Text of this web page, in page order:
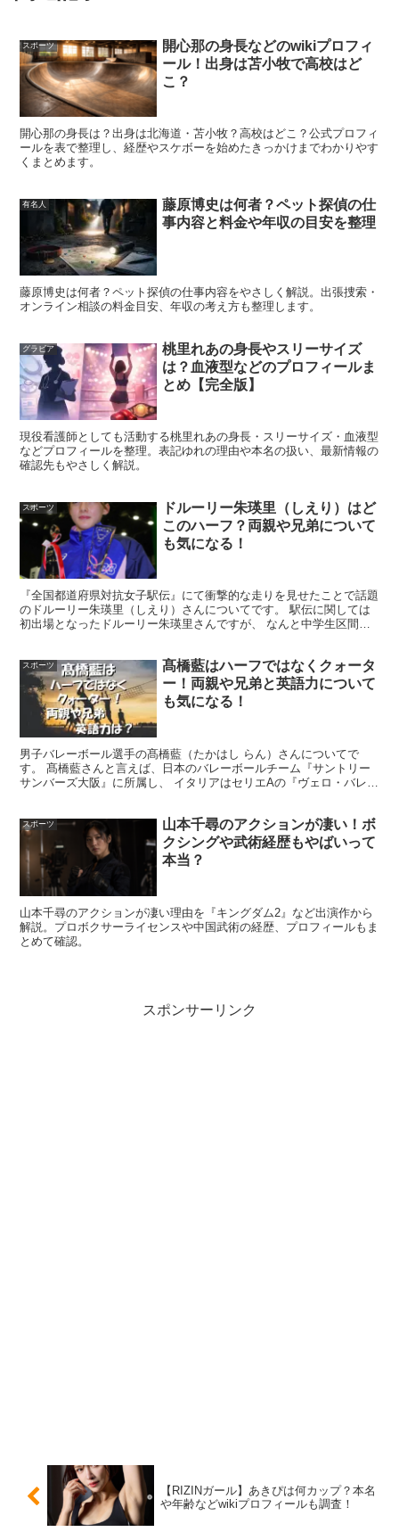
整形してるって本当？
続いて、あきぴさんの ”整形”説についてです。
いて検索すると、
”整形”という関連キーワードが出てくる
ので、
「整形されているのかな～？」と気になって調べてみる
と、ニュース記事でこのようなことが書かれていました。
「小６からダイエットしていたから、約２０年間
も【痩せ】の呪いにかかっていた」と告白。「筋
肉なんていらなかったし運動も大嫌いだった。健
康じゃなくていいし早死にしてもいいから、とに
かく細い自分でいたかった。」と痩せることにの
な。」と整形にも手を出していたことを示唆し
あきぴさんのお顔についての整形に関しては公表も情報も
なかったので、過去の画像と現在の画像を比較してみよう
とも思ったのですが、
スポーツ
開心那の身長などのwikiプロフィ
ール！出身は苫小牧で高校はど
こ？
開心那の身長は？出身は北海道・苫小牧？高校はどこ？公式プロフィ
ールを表で整理し、経歴やスケボーを始めたきっかけまでわかりやす
くまとめます。
有名人
藤原博史は何者？ペット探偵の仕
事内容と料金や年収の目安を整理
藤原博史は何者？ペット探偵の仕事内容をやさしく解説。出張捜索・
オンライン相談の料金目安、年収の考え方も整理します。
グラビア
桃里れあの身長やスリーサイズ
は？血液型などのプロフィールま
とめ【完全版】
現役看護師としても活動する桃里れあの身長・スリーサイズ・血液型
などプロフィールを整理。表記ゆれの理由や本名の扱い、最新情報の
確認先もやさしく解説。
スポーツ
ドルーリー朱瑛里（しえり）はど
このハーフ？両親や兄弟について
も気になる！
『全国都道府県対抗女子駅伝』にて衝撃的な走りを見せたことで話題
のドルーリー朱瑛里（しえり）さんについてです。 駅伝に関しては
初出場となったドルーリー朱瑛里さんですが、 なんと中学生区間の
スポーツ
髙橋藍はハーフではなくクォータ
ー！両親や兄弟と英語力について
も気になる！
男子バレーボール選手の髙橋藍（たかはし らん）さんについてで
す。 髙橋藍さんと言えば、日本のバレーボールチーム『サントリー
サンバーズ大阪』に所属し、 イタリアはセリエAの『ヴェロ・バレ
スポーツ
山本千尋のアクションが凄い！ボ
クシングや武術経歴もやばいって
本当？
山本千尋のアクションが凄い理由を『キングダム2』など出演作から
解説。プロボクサーライセンスや中国武術の経歴、プロフィールもま
とめて確認。
スポンサーリンク
【RIZINガール】あきぴは何カップ？本名
や年齢などwikiプロフィールも調査！